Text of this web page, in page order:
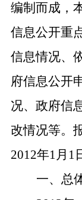
编制而成，
信息公开重
信息情况、
府信息公开
况、政府信
改情况等。
2012年1月 1
一、总